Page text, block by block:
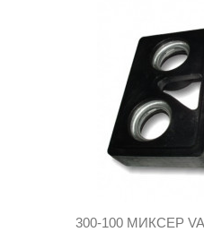
300-100 МИКСЕР